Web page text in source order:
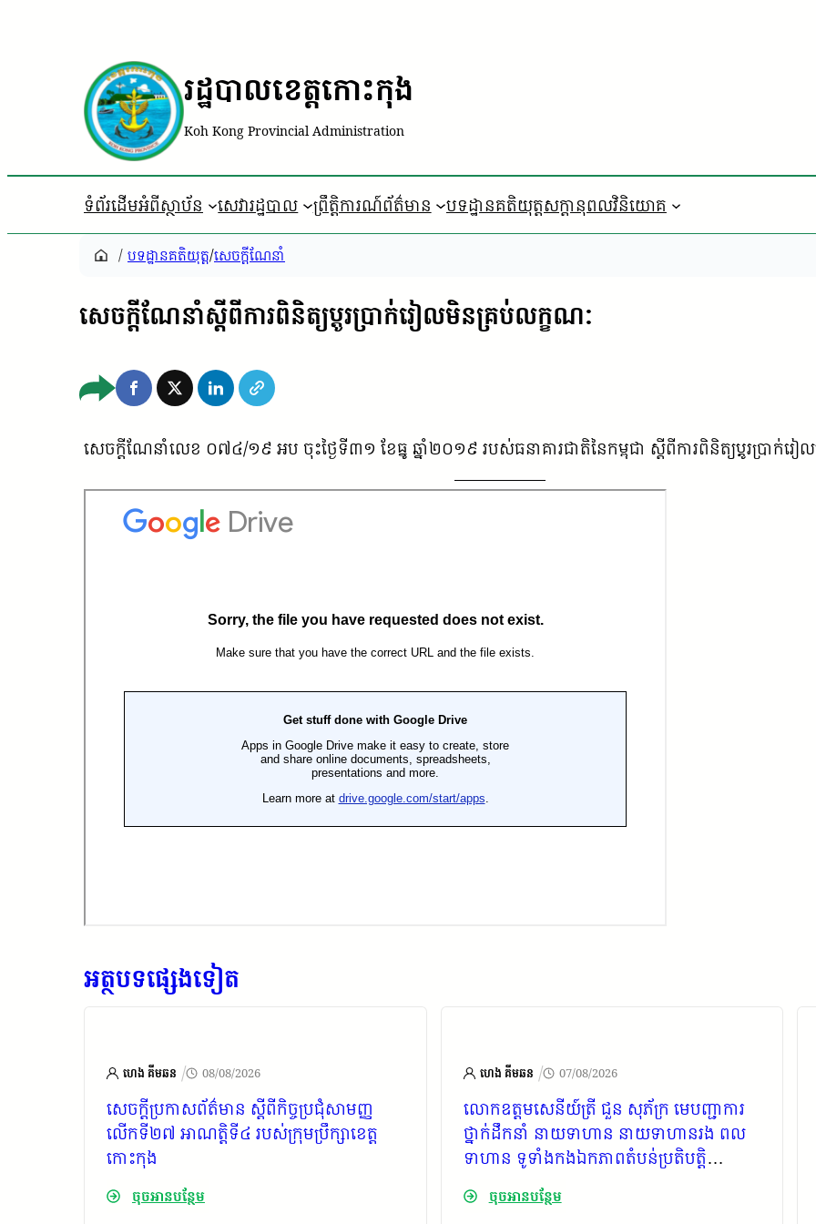
រដ្ឋបាលខេត្តកោះកុង
Koh Kong Provincial Administration
ទំព័រដើមអំពីស្ថាប័ន សេវារដ្ឋបាល ព្រឹត្តិការណ៍ព័ត៌មាន បទដ្ឋានគតិយុត្ត​សក្តានុពលវិនិយោគ
/ បទដ្ឋាន​គតិយុត្ត/សេចក្តីណែនាំ
សេចក្តីណែនាំស្តីពីការពិនិត្យប្តូរប្រាក់រៀលមិនគ្រប់លក្ខណៈ
សេចក្តីណែនាំលេខ ០៧៤/១៩ អប ចុះថ្ងៃទី៣១ ខែធ្នូ ឆ្នាំ២០១៩ របស់ធនាគារជាតិនៃកម្ពុជា ស្តីពីការពិនិត្យប្តូរប្រាក់រ
អត្ថបទផ្សេងទៀត
ហេង គីមឆន / 08/08/2026
សេចក្តីប្រកាសព័ត៌មាន ស្តីពីកិច្ចប្រជុំសាមញ្ញ
លើកទី២៧ អាណត្តិទី៤ របស់ក្រុមប្រឹក្សាខេត្ត
កោះកុង
ចុចអានបន្ថែម
ហេង គីមឆន / 07/08/2026
លោកឧត្តមសេនីយ៍ត្រី ជួន សុភ័ក្រ មេបញ្ជាការ
ថ្នាក់ដឹកនាំ នាយទាហាន នាយទាហានរង ពល
ទាហាន ទូទាំងកងឯកភាពតំបន់ប្រតិបត្តិ
ការសឹករងកោះកុង ផ្ញើសារលិខិតរំលែកទុក្ខជូន
គ្រួសារសព ឯកឧត្តម កាយ សំរួម ជាទីប្រឹក្សារាជ
ចុចអានបន្ថែម